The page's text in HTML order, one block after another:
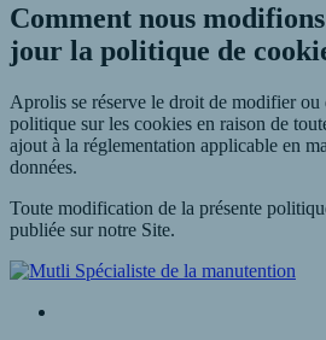
Comment nous
jour la politique de
Aprolis se réserve le droit de modifier ou
politique sur les cookies en raison de
ajout à la réglementation applicable en
données.
Toute modification de la présente
publiée sur notre Site.